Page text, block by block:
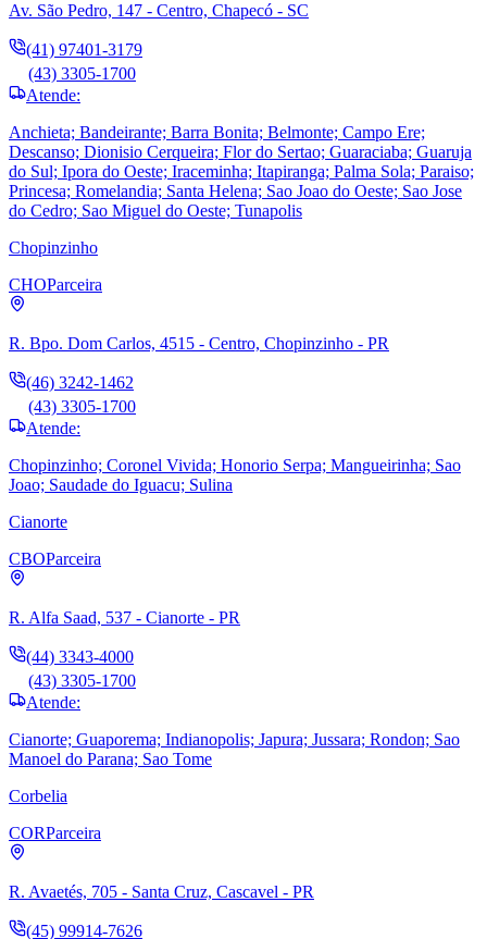
Av. São Pedro, 147 - Centro, Chapecó - SC
(41) 97401-3179
(43) 3305-1700
Atende:
Anchieta; Bandeirante; Barra Bonita; Belmonte; Campo Ere;
Descanso; Dionisio Cerqueira; Flor do Sertao; Guaraciaba; Guaruja
do Sul; Ipora do Oeste; Iraceminha; Itapiranga; Palma Sola; Paraiso;
Princesa; Romelandia; Santa Helena; Sao Joao do Oeste; Sao Jose
do Cedro; Sao Miguel do Oeste; Tunapolis
Chopinzinho
CHOParceira
R. Bpo. Dom Carlos, 4515 - Centro, Chopinzinho - PR
(46) 3242-1462
(43) 3305-1700
Atende:
Chopinzinho; Coronel Vivida; Honorio Serpa; Mangueirinha; Sao
Joao; Saudade do Iguacu; Sulina
Cianorte
CBOParceira
R. Alfa Saad, 537 - Cianorte - PR
(44) 3343-4000
(43) 3305-1700
Atende:
Cianorte; Guaporema; Indianopolis; Japura; Jussara; Rondon; Sao
Manoel do Parana; Sao Tome
Corbelia
CORParceira
R. Avaetés, 705 - Santa Cruz, Cascavel - PR
(45) 99914-7626